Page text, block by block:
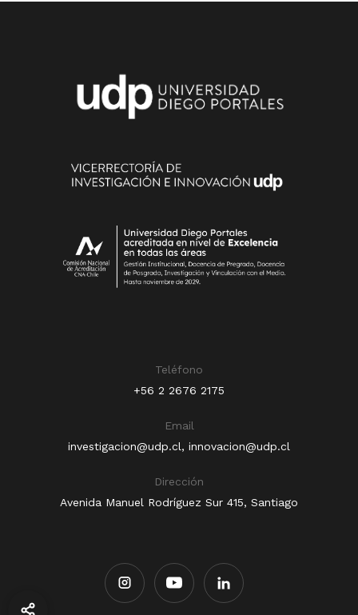
Teléfono
+56 2 2676 2175
Email
investigacion@udp.cl, innovacion@udp.cl
Dirección
Avenida Manuel Rodríguez Sur 415, Santiago